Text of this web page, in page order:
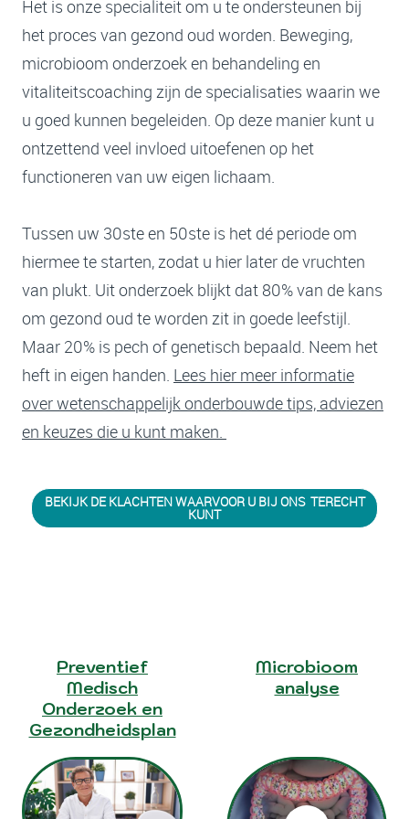
Het is onze specialiteit om u te ondersteunen bij
het proces van gezond oud worden. Beweging,
microbioom onderzoek en behandeling en
vitaliteitscoaching zijn de specialisaties waarin we
u goed kunnen begeleiden. Op deze manier kunt u
ontzettend veel invloed uitoefenen op het
functioneren van uw eigen lichaam.
Tussen uw 30ste en 50ste is het dé periode om
hiermee te starten, zodat u hier later de vruchten
van plukt. Uit onderzoek blijkt dat 80% van de kans
om gezond oud te worden zit in goede leefstijl.
Maar 20% is pech of genetisch bepaald. Neem het
heft in eigen handen. Lees hier meer informatie
over wetenschappelijk onderbouwde tips, adviezen
en keuzes die u kunt maken.
BEKIJK DE KLACHTEN WAARVOOR U BIJ ONS TERECHT
KUNT
Preventief
Medisch
Onderzoek en
Gezondheidsplan
Microbioom
analyse